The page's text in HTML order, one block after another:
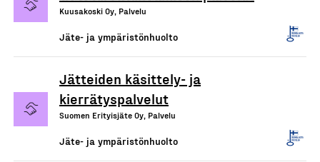
Kuusakoski Oy, Palvelu
Jäte- ja ympäristönhuolto
Jätteiden käsittely- ja
kierrätyspalvelut
Suomen Erityisjäte Oy, Palvelu
Jäte- ja ympäristönhuolto